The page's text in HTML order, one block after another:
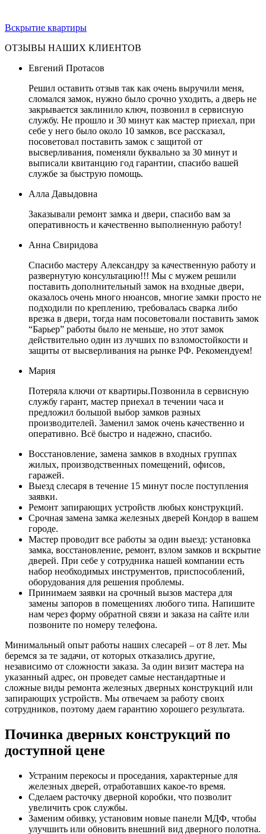
Вскрытие квартиры
ОТЗЫВЫ НАШИХ КЛИЕНТОВ
Евгений Протасов
Решил оставить отзыв так как очень выручили меня,
сломался замок, нужно было срочно уходить, а дверь не
закрывается заклинило ключ, позвонил в сервисную
службу. Не прошло и 30 минут как мастер приехал, при
себе у него было около 10 замков, все рассказал,
посоветовал поставить замок с защитой от
высверливания, поменяли буквально за 30 минут и
выписали квитанцию год гарантии, спасибо вашей
службе за быструю помощь.
Алла Давыдовна
Заказывали ремонт замка и двери, спасибо вам за
оперативность и качественно выполненную работу!
Анна Свиридова
Спасибо мастеру Александру за качественную работу и
развернутую консультацию!!! Мы с мужем решили
поставить дополнительный замок на входные двери,
оказалось очень много нюансов, многие замки просто не
подходили по креплению, требовалась сварка либо
врезка в двери, тогда нам посоветовали поставить замок
“Барьер” работы было не меньше, но этот замок
действительно один из лучших по взломостойкости и
защиты от высверливания на рынке РФ. Рекомендуем!
Мария
Потеряла ключи от квартиры.Позвонила в сервисную
службу гарант, мастер приехал в течении часа и
предложил большой выбор замков разных
производителей. Заменил замок очень качественно и
оперативно. Всё быстро и надежно, спасибо.
Восстановление, замена замков в входных группах
жилых, производственных помещений, офисов,
гаражей.
Выезд слесаря в течение 15 минут после поступления
заявки.
Ремонт запирающих устройств любых конструкций.
Срочная замена замка железных дверей Кондор в вашем
городе.
Мастер проводит все работы за один выезд: установка
замка, восстановление, ремонт, взлом замков и вскрытие
дверей. При себе у сотрудника нашей компании есть
набор необходимых инструментов, приспособлений,
оборудования для решения проблемы.
Принимаем заявки на срочный вызов мастера для
замены запоров в помещениях любого типа. Напишите
нам через форму обратной связи и заказа на сайте или
позвоните по номеру телефона.
Минимальный опыт работы наших слесарей – от 8 лет. Мы
беремся за те задачи, от которых отказались другие,
независимо от сложности заказа. За один визит мастера на
указанный адрес, он проведет самые нестандартные и
сложные виды ремонта железных дверных конструкций или
запирающих устройств. Мы отвечаем за работу своих
сотрудников, поэтому даем гарантию хорошего результата.
Починка дверных конструкций по
доступной цене
Устраним перекосы и проседания, характерные для
железных дверей, отработавших какое-то время.
Сделаем расточку дверной коробки, что позволит
увеличить срок службы.
Заменим обивку, установим новые панели МДФ, чтобы
улучшить или обновить внешний вид дверного полотна.